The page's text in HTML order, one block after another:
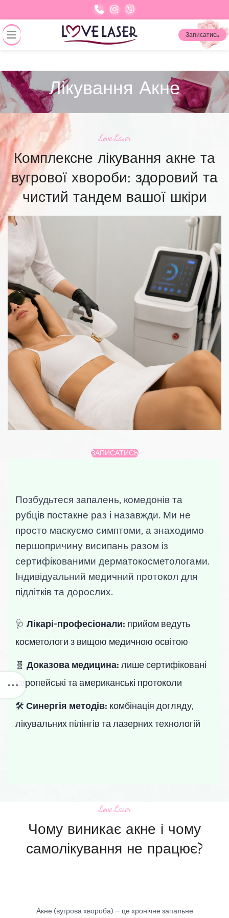
Записатись
Лікування Акне
Love Laser
Комплексне лікування акне та
вугрової хвороби: здоровий та
чистий тандем вашої шкіри
ЗАПИСАТИСЬ
Позбудьтеся запалень, комедонів та
рубців постакне раз і назавжди. Ми не
просто маскуємо симптоми, а знаходимо
першопричину висипань разом із
сертифікованими дерматокосметологами.
Індивідуальний медичний протокол для
підлітків та дорослих.
🩺 Лікарі-професіонали: прийом ведуть
косметологи з вищою медичною освітою
🧬 Доказова медицина: лише сертифіковані
європейські та американські протоколи
🛠️ Синергія методів: комбінація догляду,
лікувальних пілінгів та лазерних технологій
Love Laser
Чому виникає акне і чому
самолікування не працює?
Акне (вугрова хвороба) — це хронічне запальне